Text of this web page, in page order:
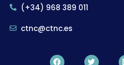
(+34) 968 389 011
ctnc@ctnc.es